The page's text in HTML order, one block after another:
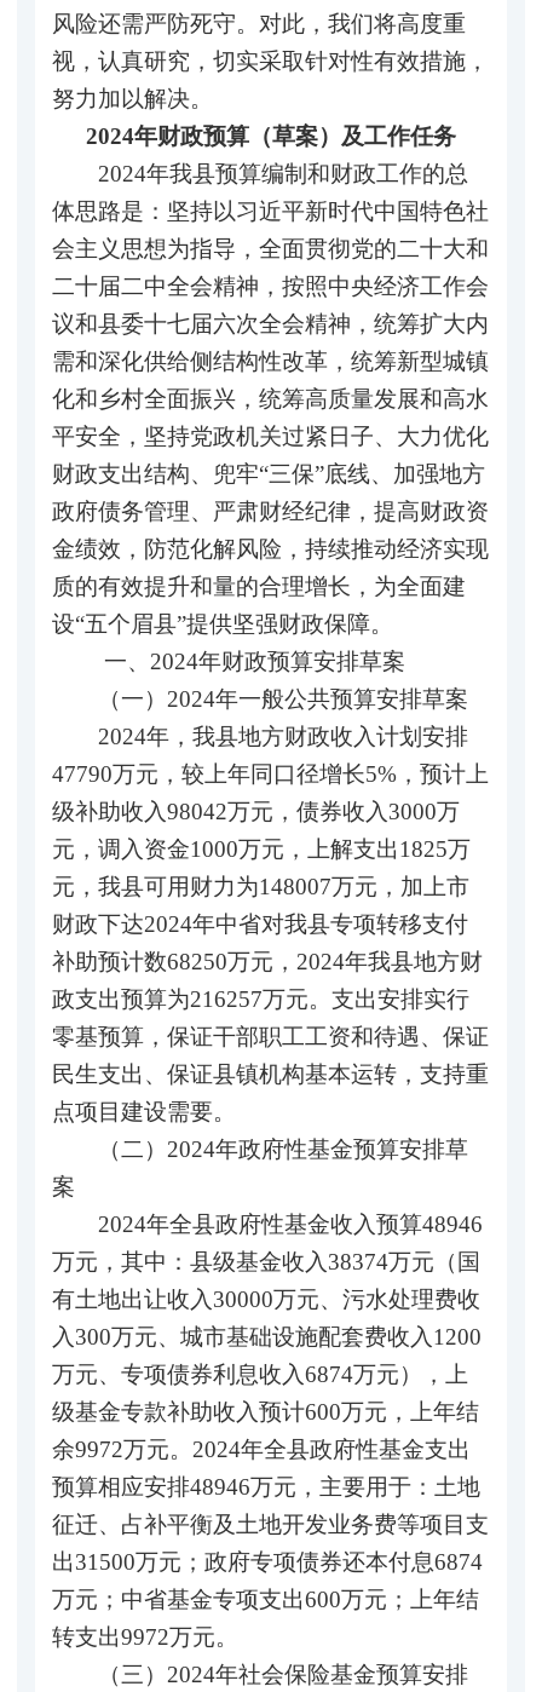
风险还需严防死守。对此，我们将高度重
视，认真研究，切实采取针对性有效措施，
努力加以解决。
2024年财政预算（草案）及工作任务
2024年我县预算编制和财政工作的总
体思路是：坚持以习近平新时代中国特色社
会主义思想为指导，全面贯彻党的二十大和
二十届二中全会精神，按照中央经济工作会
议和县委十七届六次全会精神，统筹扩大内
需和深化供给侧结构性改革，统筹新型城镇
化和乡村全面振兴，统筹高质量发展和高水
平安全，坚持党政机关过紧日子、大力优化
财政支出结构、兜牢“三保”底线、加强地方
政府债务管理、严肃财经纪律，提高财政资
金绩效，防范化解风险，持续推动经济实现
质的有效提升和量的合理增长，为全面建
设“五个眉县”提供坚强财政保障。
一、2024年财政预算安排草案
（一）2024年一般公共预算安排草案
2024年，我县地方财政收入计划安排
47790万元，较上年同口径增长5%，预计上
级补助收入98042万元，债券收入3000万
元，调入资金1000万元，上解支出1825万
元，我县可用财力为148007万元，加上市
财政下达2024年中省对我县专项转移支付
补助预计数68250万元，2024年我县地方财
政支出预算为216257万元。支出安排实行
零基预算，保证干部职工工资和待遇、保证
民生支出、保证县镇机构基本运转，支持重
点项目建设需要。
（二）2024年政府性基金预算安排草
案
2024年全县政府性基金收入预算48946
万元，其中：县级基金收入38374万元（国
有土地出让收入30000万元、污水处理费收
入300万元、城市基础设施配套费收入1200
万元、专项债券利息收入6874万元），上
级基金专款补助收入预计600万元，上年结
余9972万元。2024年全县政府性基金支出
预算相应安排48946万元，主要用于：土地
征迁、占补平衡及土地开发业务费等项目支
出31500万元；政府专项债券还本付息6874
万元；中省基金专项支出600万元；上年结
转支出9972万元。
（三）2024年社会保险基金预算安排